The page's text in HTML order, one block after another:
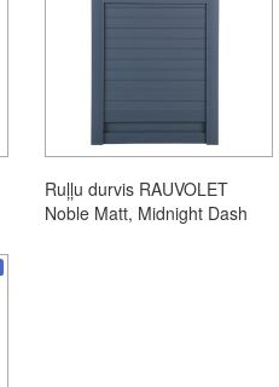
Ruļļu durvis RAUVOLET
Noble Matt, Midnight Dash